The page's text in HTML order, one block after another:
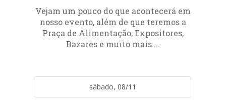
Vejam um pouco do que acontecerá em
nosso evento, além de que teremos a
Praça de Alimentação, Expositores,
Bazares e muito mais....
sábado, 08/11